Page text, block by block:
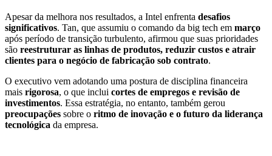
Apesar da melhora nos resultados, a Intel enfrenta desafios
significativos. Tan, que assumiu o comando da big tech em março
após período de transição turbulento, afirmou que suas prioridades
são reestruturar as linhas de produtos, reduzir custos e atrair
clientes para o negócio de fabricação sob contrato.
O executivo vem adotando uma postura de disciplina financeira
mais rigorosa, o que inclui cortes de empregos e revisão de
investimentos. Essa estratégia, no entanto, também gerou
preocupações sobre o ritmo de inovação e o futuro da liderança
tecnológica da empresa.